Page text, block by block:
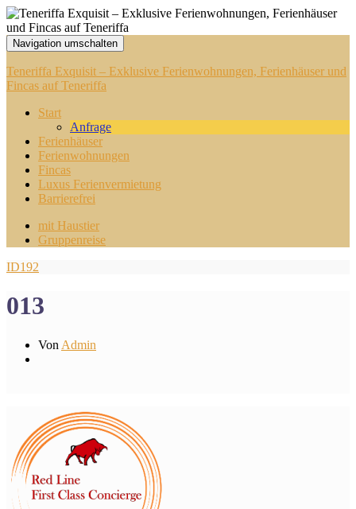
Navigation umschalten
Teneriffa Exquisit – Exklusive Ferienwohnungen, Ferienhäuser und
Fincas auf Teneriffa
Start
Anfrage
Ferienhäuser
Ferienwohnungen
Fincas
Luxus Ferienvermietung
Barrierefrei
mit Haustier
Gruppenreise
ID192
013
Von Admin